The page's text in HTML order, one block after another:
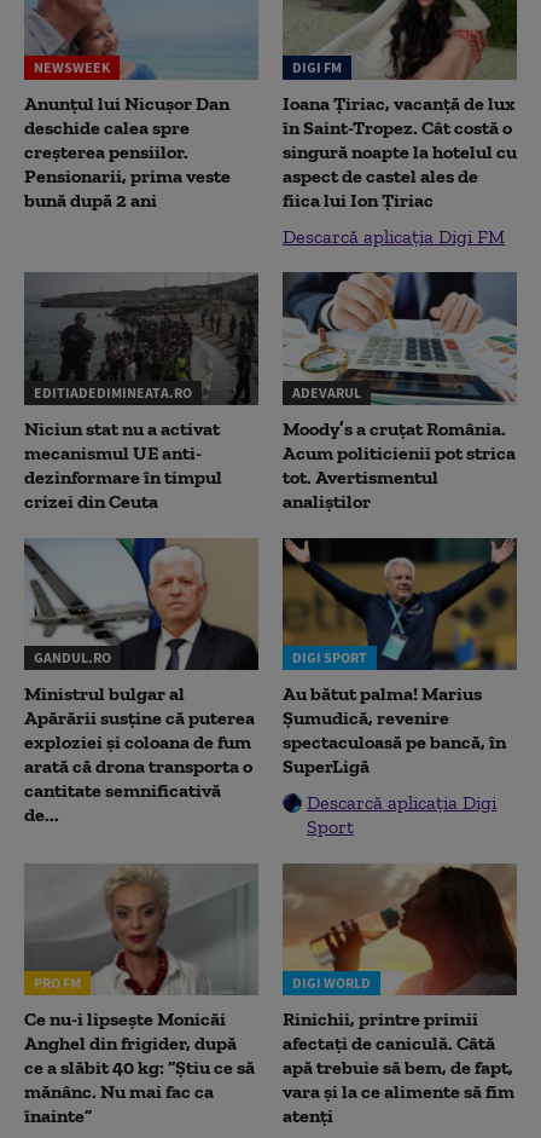
NEWSWEEK
Anunțul lui Nicușor Dan
deschide calea spre
creșterea pensiilor.
Pensionarii, prima veste
bună după 2 ani
DIGI FM
Ioana Țiriac, vacanță de lux
în Saint-Tropez. Cât costă o
singură noapte la hotelul cu
aspect de castel ales de
fiica lui Ion Țiriac
Descarcă aplicația Digi FM
EDITIADEDIMINEATA.RO
Niciun stat nu a activat
mecanismul UE anti-
dezinformare în timpul
crizei din Ceuta
ADEVARUL
Moody’s a cruțat România.
Acum politicienii pot strica
tot. Avertismentul
analiștilor
GANDUL.RO
Ministrul bulgar al
Apărării susține că puterea
exploziei și coloana de fum
arată că drona transporta o
cantitate semnificativă
de...
DIGI SPORT
Au bătut palma! Marius
Șumudică, revenire
spectaculoasă pe bancă, în
SuperLigă
Descarcă aplicația Digi
Sport
PRO FM
Ce nu-i lipsește Monicăi
Anghel din frigider, după
ce a slăbit 40 kg: “Știu ce să
mănânc. Nu mai fac ca
înainte”
DIGI WORLD
Rinichii, printre primii
afectați de caniculă. Câtă
apă trebuie să bem, de fapt,
vara și la ce alimente să fim
atenți